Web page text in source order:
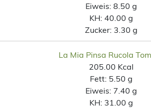
Eiweis: 8.50 g
KH: 40.00 g
Zucker: 3.30 g
La Mia Pinsa Rucola
205.00 Kcal
Fett: 5.50 g
Eiweis: 7.40 g
KH: 31.00 g